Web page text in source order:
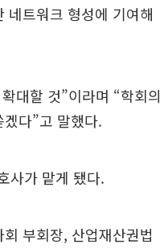
네트워크 형성에 기여해
대할 것”이라며 “학회의
다”고 말했다.
사가 맡게 됐다.
부회장, 산업재산권법